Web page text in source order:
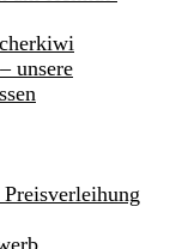
unsere